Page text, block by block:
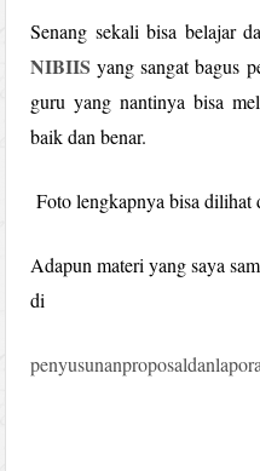
Senang sekali bisa belajar
NIBIIS yang sangat bagus
guru yang nantinya bisa
baik dan benar.
Foto lengkapnya bisa
Adapun materi yang saya
di